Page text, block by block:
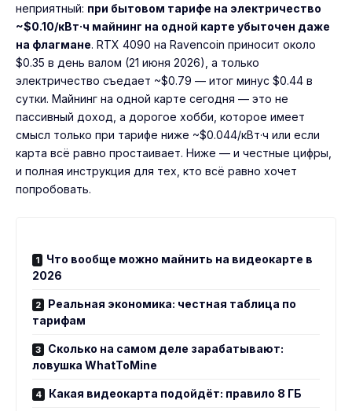
неприятный: при бытовом тарифе на электричество
~$0.10/кВт·ч майнинг на одной карте убыточен даже
на флагмане. RTX 4090 на Ravencoin приносит около
$0.35 в день валом (21 июня 2026), а только
электричество съедает ~$0.79 — итог минус $0.44 в
сутки. Майнинг на одной карте сегодня — это не
пассивный доход, а дорогое хобби, которое имеет
смысл только при тарифе ниже ~$0.044/кВт·ч или если
карта всё равно простаивает. Ниже — и честные цифры,
и полная инструкция для тех, кто всё равно хочет
попробовать.
Что вообще можно майнить на видеокарте в
2026
Реальная экономика: честная таблица по
тарифам
Сколько на самом деле зарабатывают:
ловушка WhatToMine
Какая видеокарта подойдёт: правило 8 ГБ